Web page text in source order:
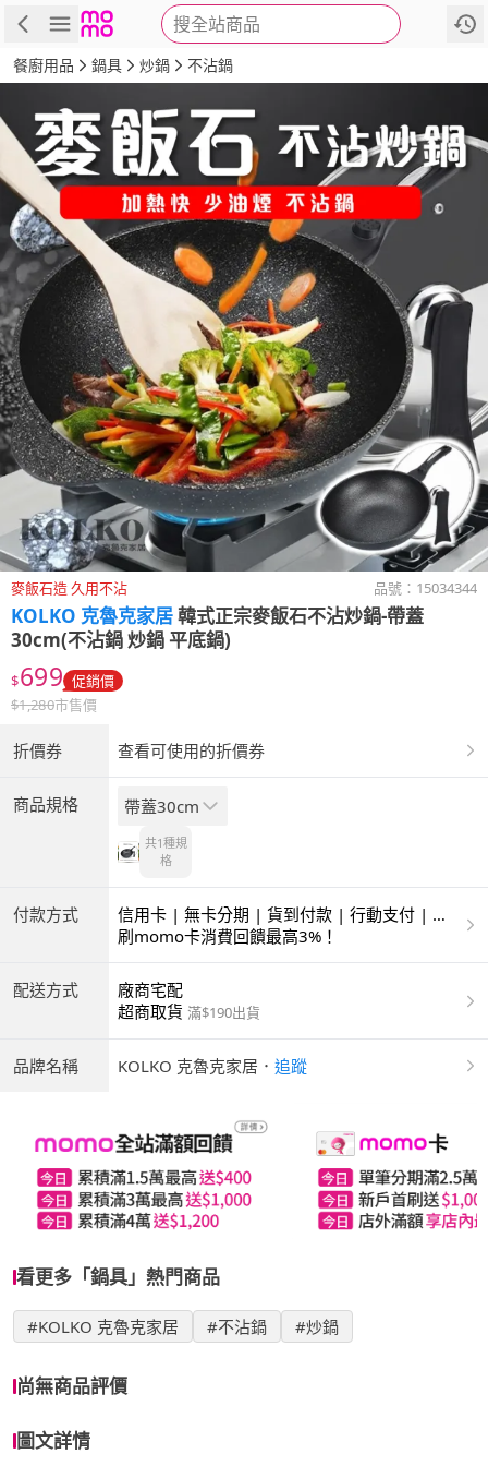
搜全站商品
商品 評價 詳情
餐廚用品 鍋具 炒鍋 不沾鍋
麥飯石造 久用不沾 品號： 15034344
KOLKO 克魯克家居韓式正宗麥飯石不沾炒鍋-帶蓋
30cm(不沾鍋 炒鍋 平底鍋)
$699 促銷價
$1,280市售價
折價券 查看可使用的折價券
商品規格 帶蓋30cm
共1種規
格
付款方式
信用卡 | 無卡分期 | 貨到付款 | 行動支付 | 超
商付款 | ATM | 銀聯卡
刷momo卡消費回饋最高3%！
配送方式
廠商宅配
超商取貨 滿$190出貨
品牌名稱 KOLKO 克魯克家居 ． 追蹤
看更多「鍋具」熱門商品
#KOLKO 克魯克家居 #不沾鍋 #炒鍋
尚無商品評價
圖文詳情